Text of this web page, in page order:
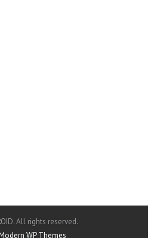
All rights reserved.
WP Themes